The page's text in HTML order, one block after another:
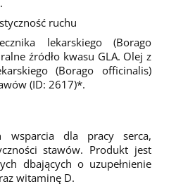
ruchu
lekarskiego (Borago
źródło kwasu GLA. Olej z
(Borago officinalis)
(ID: 2617)*.
wsparcia dla pracy serca,
stawów. Produkt jest
dbających o uzupełnienie
witaminę D.